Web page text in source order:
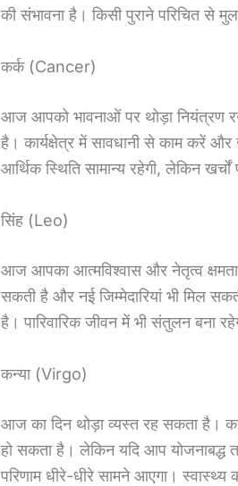
की संभावना है। किसी पुराने परिचित से
कर्क (Cancer)
आज आपको भावनाओं पर थोड़ा नियंत्रण
है। कार्यक्षेत्र में सावधानी से काम करें
आर्थिक स्थिति सामान्य रहेगी, लेकिन खर्चों
सिंह (Leo)
आज आपका आत्मविश्वास और नेतृत्व क्षमता
सकती है और नई जिम्मेदारियां भी मिल
है। पारिवारिक जीवन में भी संतुलन बना
कन्या (Virgo)
आज का दिन थोड़ा व्यस्त रह सकता है।
हो सकता है। लेकिन यदि आप योजनाबद्ध
परिणाम धीरे-धीरे सामने आएगा।